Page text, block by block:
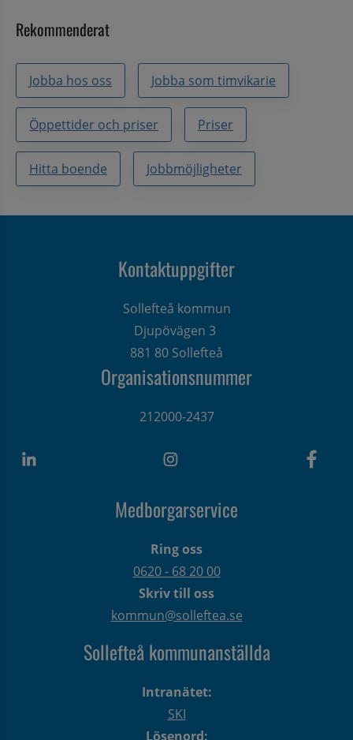
Rekommenderat
Jobba hos oss Jobba som timvikarie
Öppettider och priser Priser
Hitta boende Jobbmöjligheter
Kontaktuppgifter
Sollefteå kommun
Djupövägen 3
881 80 Sollefteå
Organisationsnummer
212000-2437
Medborgarservice
Ring oss
0620 - 68 20 00
Skriv till oss
kommun@solleftea.se
Sollefteå kommunanställda
Intranätet:
SKI
Lösenord: